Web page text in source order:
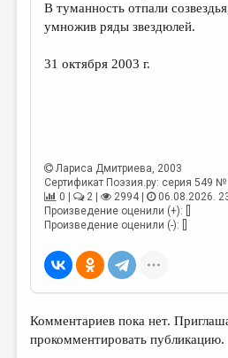
КУЛЬТУРОВЕДЕНИЕ
МЕДИА
ВКОНТАКТЕ
В туманность отпали
умножив ряды звездюлей.
31 октября 2003 г.
Лариса Дмитриева, 2003
Сертификат Поэзия.ру: серия 549
0 |
2 | 2994 |
06.08.2026.
Произведение оценили (+): []
Произведение оценили (-): []
Комментариев пока нет.
прокомментировать публикацию.